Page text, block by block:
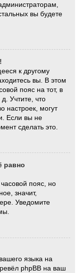
вы будете
к другому
вы. В этом
пояс на тот, в
Учтите, что
настроек, могут
Если вы не
сделать это.
равно
пояс, но
значит,
Уведомите
языка на
phpBB на ваш